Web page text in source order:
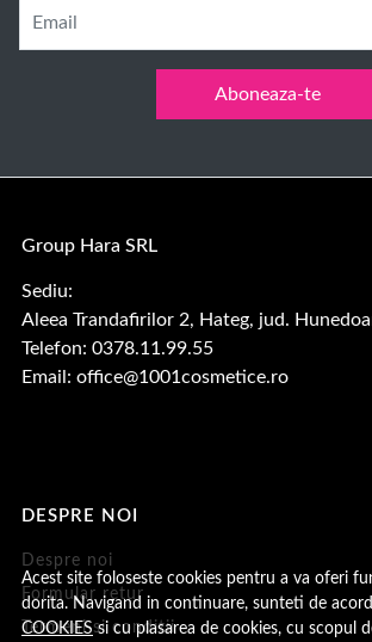
Acest site foloseste cookies pentru a va oferi
dorita. Navigand in continuare, sunteti de
COOKIESsi cu plasarea de cookies, cu scopul
Email
Aboneaza-te
Group Hara SRL
Sediu:
Aleea Trandafirilor 2, Hateg, jud.
Telefon: 0378.11.99.55
Email: office@1001cosmetice.ro
DESPRE NOI
Despre noi
Formular retur
Termeni si conditii